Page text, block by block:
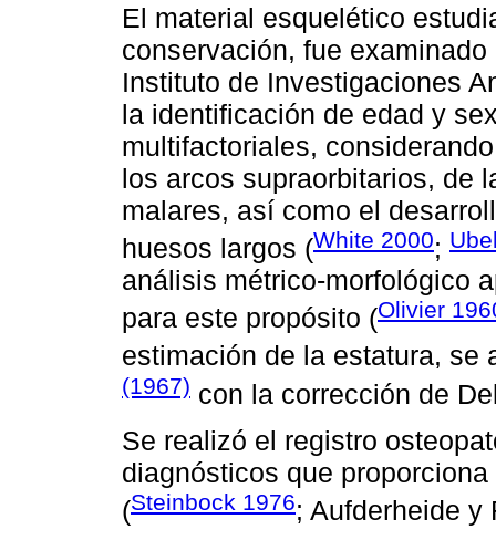
El material esquelético
conservación, fue
Instituto de Investigaciones
la identificación de edad y
multifactoriales,
los arcos supraorbitarios, de
malares, así como el
huesos largos (White 2000;
análisis métrico-morfológico
para este propósito (Olivier
estimación de la estatura,
(1967) con la corrección de
Se realizó el registro
diagnósticos que
(Steinbock 1976; Aufderheide y